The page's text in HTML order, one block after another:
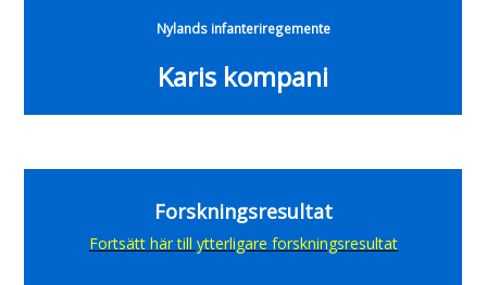
Nylands infanteriregemente
Karis kompani
Forskningsresultat
Fortsätt här till ytterligare forskningsresultat